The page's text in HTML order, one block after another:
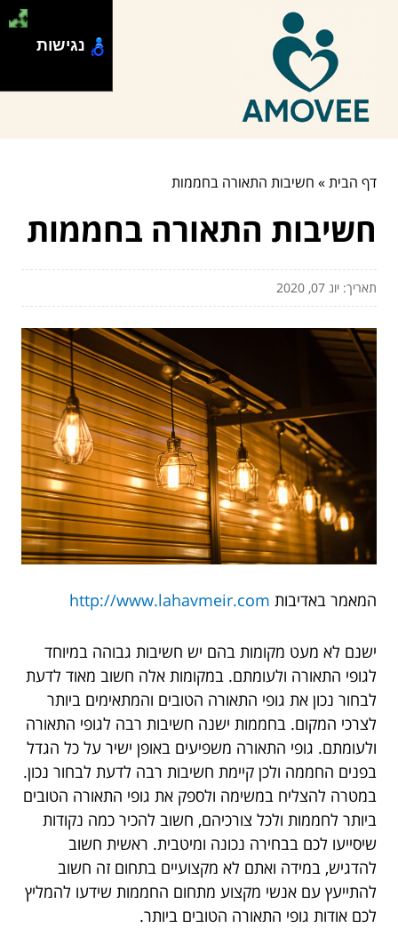
דף הבית» חשיבות התאורה בחממות
חשיבות התאורה בחממות
תאריך: יונ 07, 2020
המאמר באדיבות http://www.lahavmeir.com
ישנם לא מעט מקומות בהם יש חשיבות גבוהה במיוחד
לגופי התאורה ולעומתם. במקומות אלה חשוב מאוד לדעת
לבחור נכון את גופי התאורה הטובים והמתאימים ביותר
לצרכי המקום. בחממות ישנה חשיבות רבה לגופי התאורה
ולעומתם. גופי התאורה משפיעים באופן ישיר על כל הגדל
בפנים החממה ולכן קיימת חשיבות רבה לדעת לבחור נכון.
במטרה להצליח במשימה ולספק את גופי התאורה הטובים
ביותר לחממות ולכל צורכיהם, חשוב להכיר כמה נקודות
שיסייעו לכם בבחירה נכונה ומיטבית. ראשית חשוב
להדגיש, במידה ואתם לא מקצועיים בתחום זה חשוב
להתייעץ עם אנשי מקצוע מתחום החממות שידעו להמליץ
לכם אודות גופי התאורה הטובים ביותר.
נגישות